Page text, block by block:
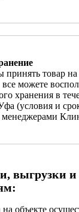
товар на
можете
хранения в
(условия и
менеджерами
выгрузки
на объекте